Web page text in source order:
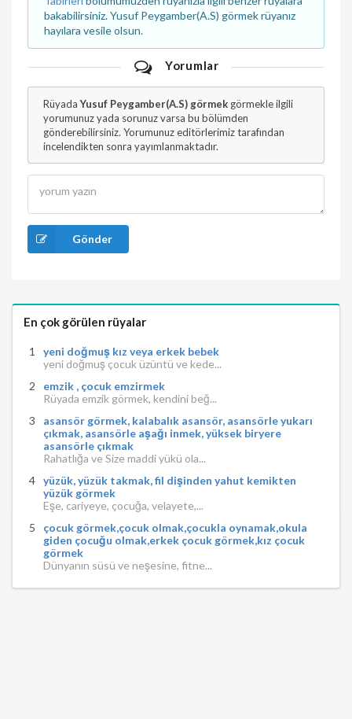
bakabilirsiniz. Yusuf Peygamber(A.S) görmek rüyanız
hayılara vesile olsun.
Yorumlar
RüyadaYusuf Peygamber(A.S) görmekgörmekle ilgili
yorumunuz yada sorunuz varsa bu bölümden
gönderebilirsiniz. Yorumunuz editörlerimiz tarafından
incelendikten sonra yayımlanmaktadır.
Gönder
En çok görülen rüyalar
yeni doğmuş kız veya erkek bebek
yeni doğmuş çocuk üzüntü ve kede...
emzik , çocuk emzirmek
Rüyada emzik görmek, kendini beğ...
asansör görmek, kalabalık asansör, asansörle yukarı
çıkmak, asansörle aşağı inmek, yüksek biryere
asansörle çıkmak
Rahatlığa ve Size maddi yükü ola...
yüzük, yüzük takmak, fil dişinden yahut kemikten
yüzük görmek
Eşe, cariyeye, çocuğa, velayete,...
çocuk görmek,çocuk olmak,çocukla oynamak,okula
giden çocuğu olmak,erkek çocuk görmek,kız çocuk
görmek
Dünyanın süsü ve neşesine, fitne...